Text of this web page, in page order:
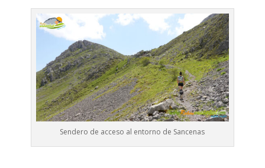
Sendero de acceso al entorno de Sancenas